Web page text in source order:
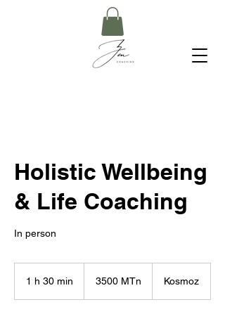
Holistic Wellbeing
& Life Coaching
In person
1 h 30 min
moçambicanos
3500 MTn Kosmoz